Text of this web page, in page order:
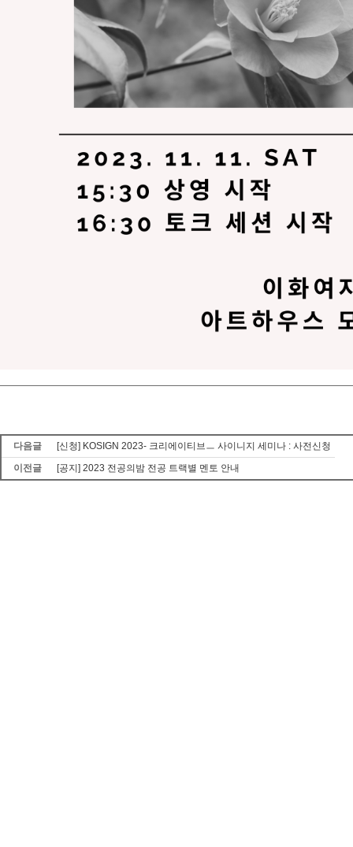
다음글
[신청] KOSIGN 2023- 크리에이티브ㅡ 사이니지 세미나 : 사전신청
이전글
[공지] 2023 전공의밤 전공 트랙별 멘토 안내